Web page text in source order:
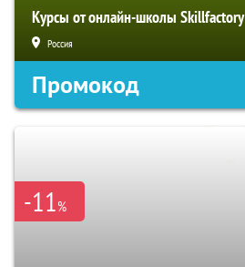
Курсы от онлайн-школы Skillfactory
Россия
Промокод
-11%